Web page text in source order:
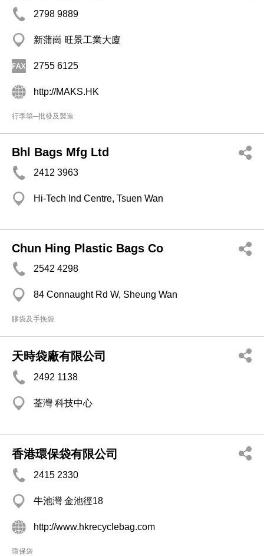
2798 9889
新蒲崗 旺景工業大廈
2755 6125
http://MAKS.HK
行李箱─批發及製造
Bhl Bags Mfg Ltd
2412 3963
Hi-Tech Ind Centre, Tsuen Wan
Chun Hing Plastic Bags Co
2542 4298
84 Connaught Rd W, Sheung Wan
膠袋及手挽袋
天時袋廠有限公司
2492 1138
荃灣 科技中心
香港環保袋有限公司
2415 2330
牛池灣 金池徑18
http://www.hkrecyclebag.com
環保袋